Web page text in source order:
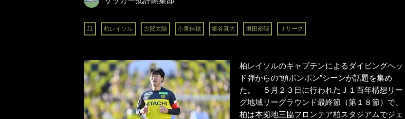
J1 柏レイソル 古賀太陽 小泉佳穂 細谷真大 垣田裕暉 Ｊリーグ
柏レイソルのキャプテンによるダイビングヘッ
ド弾からの“頭ポンポン”シーンが話題を集め
た。 ５月２３日に行われたＪ１百年構想リー
グ地域リーグラウンド最終節（第１８節）で、
柏は本拠地三協フロンテア柏スタジアムでジェ